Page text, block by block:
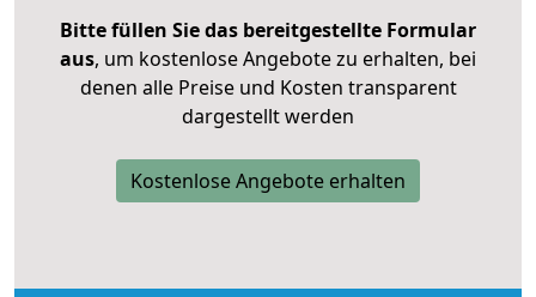
Bitte füllen Sie das bereitgestellte Formular
aus, um kostenlose Angebote zu erhalten, bei
denen alle Preise und Kosten transparent
dargestellt werden
Kostenlose Angebote erhalten